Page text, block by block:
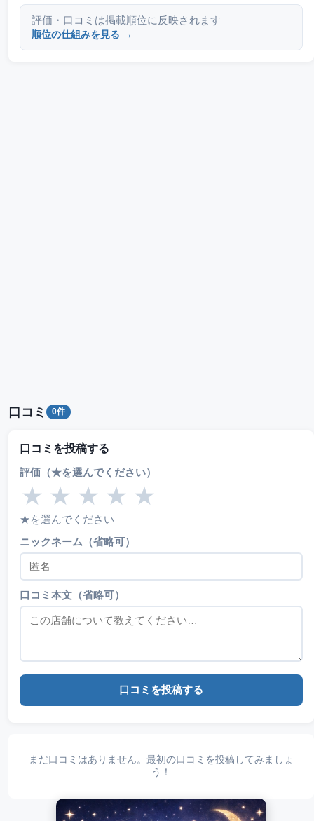
評価・口コミは掲載順位に反映されます
順位の仕組みを見る →
口コミ 0件
口コミを投稿する
評価（★を選んでください）
★ ★ ★ ★ ★
★を選んでください
ニックネーム（省略可）
口コミ本文（省略可）
口コミを投稿する
まだ口コミはありません。最初の口コミを投稿してみましょ
う！